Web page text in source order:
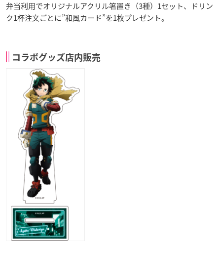
弁当利用でオリジナルアクリル箸置き（3種）1セット、ドリン
ク1杯注文ごとに”和風カード”を1枚プレゼント。
コラボグッズ店内販売